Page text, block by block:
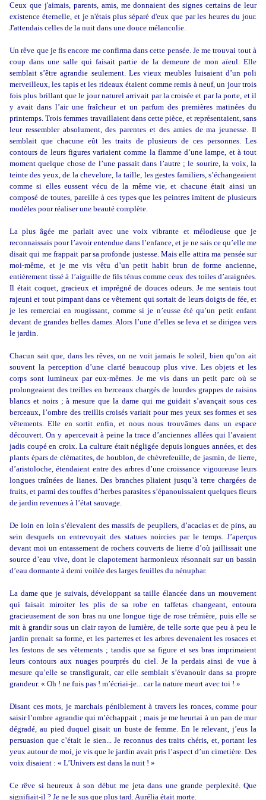
Ceux que j'aimais, parents, amis, me donnaient des signes certains de leur
existence éternelle, et je n'étais plus séparé d'eux que par les heures du jour.
J'attendais celles de la nuit dans une douce mélancolie.
Un rêve que je fis encore me confirma dans cette pensée. Je me trouvai tout à
coup dans une salle qui faisait partie de la demeure de mon aïeul. Elle
semblait s’être agrandie seulement. Les vieux meubles luisaient d’un poli
merveilleux, les tapis et les rideaux étaient comme remis à neuf, un jour trois
fois plus brillant que le jour naturel arrivait par la croisée et par la porte, et il
y avait dans l’air une fraîcheur et un parfum des premières matinées du
printemps. Trois femmes travaillaient dans cette pièce, et représentaient, sans
leur ressembler absolument, des parentes et des amies de ma jeunesse. Il
semblait que chacune eût les traits de plusieurs de ces personnes. Les
contours de leurs figures variaient comme la flamme d’une lampe, et à tout
moment quelque chose de l’une passait dans l’autre ; le sourire, la voix, la
teinte des yeux, de la chevelure, la taille, les gestes familiers, s’échangeaient
comme si elles eussent vécu de la même vie, et chacune était ainsi un
composé de toutes, pareille à ces types que les peintres imitent de plusieurs
modèles pour réaliser une beauté complète.
La plus âgée me parlait avec une voix vibrante et mélodieuse que je
reconnaissais pour l’avoir entendue dans l’enfance, et je ne sais ce qu’elle me
disait qui me frappait par sa profonde justesse. Mais elle attira ma pensée sur
moi-même, et je me vis vêtu d’un petit habit brun de forme ancienne,
entièrement tissé à l’aiguille de fils ténus comme ceux des toiles d’araignées.
Il était coquet, gracieux et imprégné de douces odeurs. Je me sentais tout
rajeuni et tout pimpant dans ce vêtement qui sortait de leurs doigts de fée, et
je les remerciai en rougissant, comme si je n’eusse été qu’un petit enfant
devant de grandes belles dames. Alors l’une d’elles se leva et se dirigea vers
le jardin.
Chacun sait que, dans les rêves, on ne voit jamais le soleil, bien qu’on ait
souvent la perception d’une clarté beaucoup plus vive. Les objets et les
corps sont lumineux par eux-mêmes. Je me vis dans un petit parc où se
prolongeaient des treilles en berceaux chargés de lourdes grappes de raisins
blancs et noirs ; à mesure que la dame qui me guidait s’avançait sous ces
berceaux, l’ombre des treillis croisés variait pour mes yeux ses formes et ses
vêtements. Elle en sortit enfin, et nous nous trouvâmes dans un espace
découvert. On y apercevait à peine la trace d’anciennes allées qui l’avaient
jadis coupé en croix. La culture était négligée depuis longues années, et des
plants épars de clématites, de houblon, de chèvrefeuille, de jasmin, de lierre,
d’aristoloche, étendaient entre des arbres d’une croissance vigoureuse leurs
longues traînées de lianes. Des branches pliaient jusqu’à terre chargées de
fruits, et parmi des touffes d’herbes parasites s’épanouissaient quelques fleurs
de jardin revenues à l’état sauvage.
De loin en loin s’élevaient des massifs de peupliers, d’acacias et de pins, au
sein desquels on entrevoyait des statues noircies par le temps. J’aperçus
devant moi un entassement de rochers couverts de lierre d’où jaillissait une
source d’eau vive, dont le clapotement harmonieux résonnait sur un bassin
d’eau dormante à demi voilée des larges feuilles du nénuphar.
La dame que je suivais, développant sa taille élancée dans un mouvement
qui faisait miroiter les plis de sa robe en taffetas changeant, entoura
gracieusement de son bras nu une longue tige de rose trémière, puis elle se
mit à grandir sous un clair rayon de lumière, de telle sorte que peu à peu le
jardin prenait sa forme, et les parterres et les arbres devenaient les rosaces et
les festons de ses vêtements ; tandis que sa figure et ses bras imprimaient
leurs contours aux nuages pourprés du ciel. Je la perdais ainsi de vue à
mesure qu’elle se transfigurait, car elle semblait s’évanouir dans sa propre
grandeur. « Oh ! ne fuis pas ! m’écriai-je... car la nature meurt avec toi ! »
Disant ces mots, je marchais péniblement à travers les ronces, comme pour
saisir l’ombre agrandie qui m’échappait ; mais je me heurtai à un pan de mur
dégradé, au pied duquel gisait un buste de femme. En le relevant, j’eus la
persuasion que c’était le sien... Je reconnus des traits chéris, et, portant les
yeux autour de moi, je vis que le jardin avait pris l’aspect d’un cimetière. Des
voix disaient : « L’Univers est dans la nuit ! »
Ce rêve si heureux à son début me jeta dans une grande perplexité. Que
signifiait-il ? Je ne le sus que plus tard. Aurélia était morte.